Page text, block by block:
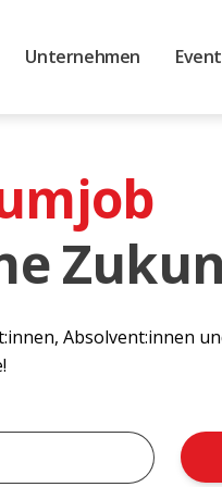
Unternehmen
Absolvent:innen